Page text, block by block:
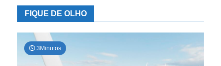
FIQUE DE OLHO
3Minutos